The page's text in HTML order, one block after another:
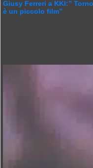
Giusy Ferreri a KKI:”
è un piccolo film”